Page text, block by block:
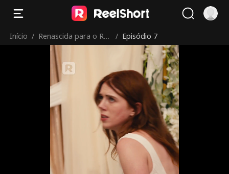
Início / Renascida para o Rei
Licantropo
/ Episódio 7